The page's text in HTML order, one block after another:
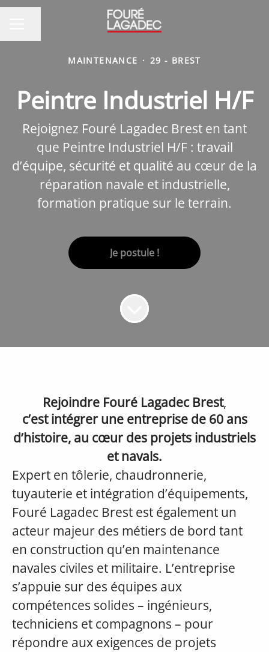
MAINTENANCE · 29 - BREST
Peintre Industriel H/F
Rejoignez Fouré Lagadec Brest en tant
que Peintre Industriel H/F : travail
d’équipe, sécurité et qualité au cœur de la
réparation navale et industrielle,
formation pratique sur le terrain.
Je postule !
Rejoindre Fouré Lagadec Brest,
c’est intégrer une entreprise de 60 ans
d’histoire, au cœur des projets industriels
et navals.
Expert en tôlerie, chaudronnerie,
tuyauterie et intégration d’équipements,
Fouré Lagadec Brest est également un
acteur majeur des métiers de bord tant
en construction qu’en maintenance
navales civiles et militaire. L’entreprise
s’appuie sur des équipes aux
compétences solides – ingénieurs,
techniciens et compagnons – pour
répondre aux exigences de projets